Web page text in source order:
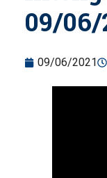
09/06/
09/06/2021